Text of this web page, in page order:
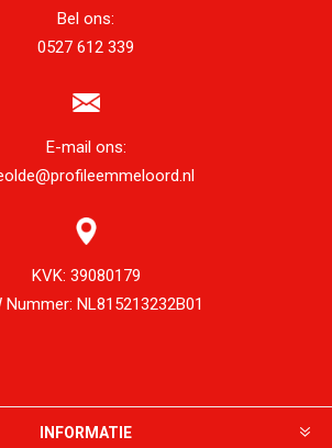
Bel ons:
0527 612 339
E-mail ons:
KVK: 39080179
Nummer: NL815213232B01
INFORMATIE